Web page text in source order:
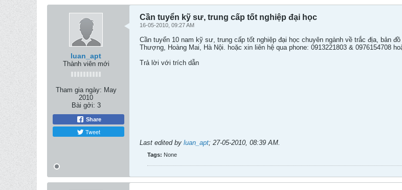
luan_apt
Thành viên mới
Tham gia ngày: May
2010
Bài gởi: 3
Share
Tweet
Cần tuyển kỹ sư, trung cấp tốt nghiệp đại học
16-05-2010, 09:27 AM
Cần tuyển 10 nam kỹ sư, trung cấp tốt nghiệp đại học chuyên ngành về trắc địa, bản
Thượng, Hoàng Mai, Hà Nội. hoặc xin liên hệ qua phone: 0913221803 & 0976154708
Trả lời với trích dẫn
Last edited by luan_apt; 27-05-2010, 08:39 AM.
Tags: None